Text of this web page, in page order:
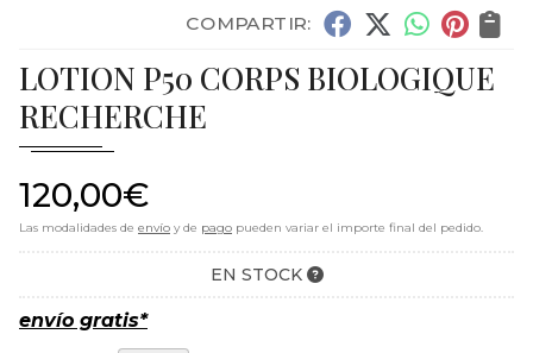
COMPARTIR:
LOTION P50 CORPS BIOLOGIQUE
RECHERCHE
120,00€
Las modalidades de envío y de pago pueden variar el importe final del pedido.
EN STOCK
envío gratis*